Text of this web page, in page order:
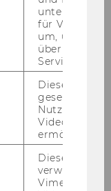
Luptáčik
Politische
für Vimeo
um, um
über die
Service zu
Dieses
gesetzt, um
Nutzung des
Videoplayers
ermöglichen
Dieses
verwendet,
Vimeo-